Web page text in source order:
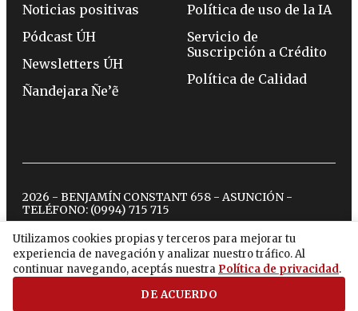
Utilizamos cookies propias y terceros para mejorar tu
experiencia de navegación y analizar nuestro tráfico. Al
continuar navegando, aceptás nuestra Política de privacidad.
DE ACUERDO
Noticias positivas
Pódcast ÚH
Newsletters ÚH
Ñandejara Ñe’ẽ
Política de uso de la IA
Servicio de
Suscripción a Crédito
Política de Calidad
2026 - BENJAMÍN CONSTANT 658 - ASUNCIÓN -
TELÉFONO: (0994) 715 715
twitterinstagram
facebook
tiktokyoutubespotify